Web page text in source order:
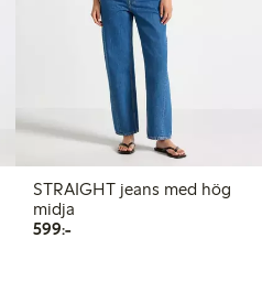
STRAIGHT jeans med hög
midja
599:-599,00 kr